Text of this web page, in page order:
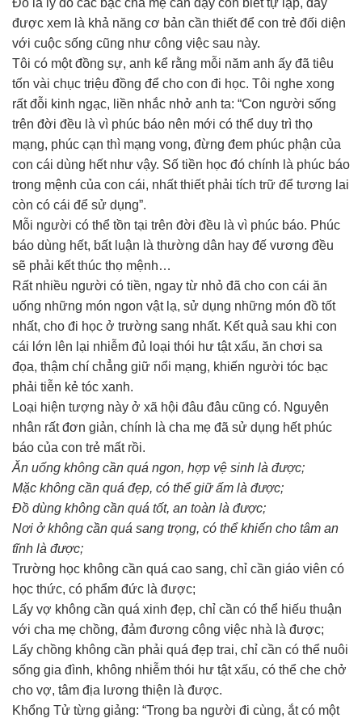
được xem là khả năng cơ bản cần thiết để con trẻ đối diện
với cuộc sống cũng như công việc sau này.
Tôi có một đồng sự, anh kể rằng mỗi năm anh ấy đã tiêu
tốn vài chục triệu đồng để cho con đi học. Tôi nghe xong
rất đỗi kinh ngạc, liền nhắc nhở anh ta: “Con người sống
trên đời đều là vì phúc báo nên mới có thể duy trì thọ
mạng, phúc cạn thì mạng vong, đừng đem phúc phận của
con cái dùng hết như vậy. Số tiền học đó chính là phúc báo
trong mệnh của con cái, nhất thiết phải tích trữ để tương lai
còn có cái để sử dụng”.
Mỗi người có thể tồn tại trên đời đều là vì phúc báo. Phúc
báo dùng hết, bất luận là thường dân hay đế vương đều
sẽ phải kết thúc thọ mệnh…
Rất nhiều người có tiền, ngay từ nhỏ đã cho con cái ăn
uống những món ngon vật lạ, sử dụng những món đồ tốt
nhất, cho đi học ở trường sang nhất. Kết quả sau khi con
cái lớn lên lại nhiễm đủ loại thói hư tật xấu, ăn chơi sa
đọa, thậm chí chẳng giữ nổi mạng, khiến người tóc bạc
phải tiễn kẻ tóc xanh.
Loại hiện tượng này ở xã hội đâu đâu cũng có. Nguyên
nhân rất đơn giản, chính là cha mẹ đã sử dụng hết phúc
báo của con trẻ mất rồi.
Ăn uống không cần quá ngon, hợp vệ sinh là được;
Mặc không cần quá đẹp, có thể giữ ấm là được;
Đồ dùng không cần quá tốt, an toàn là được;
Nơi ở không cần quá sang trọng, có thể khiến cho tâm an
tĩnh là được;
Trường học không cần quá cao sang, chỉ cần giáo viên có
học thức, có phẩm đức là được;
Lấy vợ không cần quá xinh đẹp, chỉ cần có thể hiếu thuận
với cha mẹ chồng, đảm đương công việc nhà là được;
Lấy chồng không cần phải quá đẹp trai, chỉ cần có thể nuôi
sống gia đình, không nhiễm thói hư tật xấu, có thể che chở
cho vợ, tâm địa lương thiện là được.
Khổng Tử từng giảng: “Trong ba người đi cùng, ắt có một